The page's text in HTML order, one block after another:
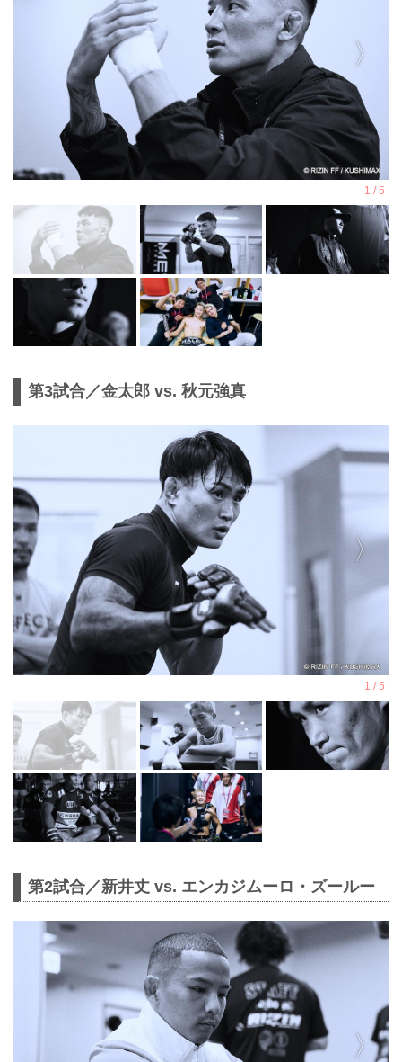
第3試合／金太郎 vs. 秋元強真
第2試合／新井丈 vs. エンカジムーロ・ズールー